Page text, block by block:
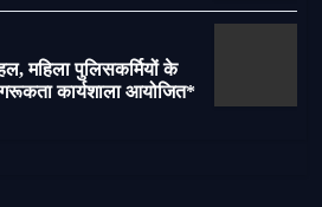
महिला पुलिसकर्मियों के
कार्यशाला आयोजित*